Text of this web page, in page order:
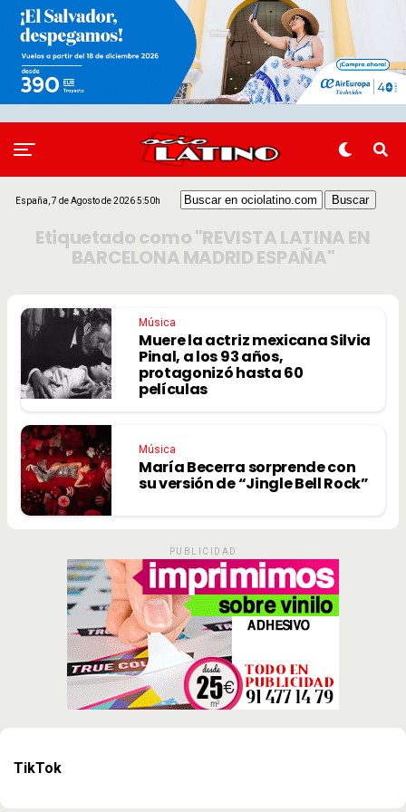
España, 7 de Agosto de 2026 5:50h
Etiquetado como "REVISTA LATINA EN
BARCELONA MADRID ESPAÑA"
Música
Muere la actriz mexicana Silvia
Pinal, a los 93 años,
protagonizó hasta 60
películas
Música
María Becerra sorprende con
su versión de “Jingle Bell Rock”
PUBLICIDAD
TikTok